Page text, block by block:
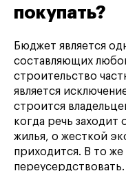
покупать?
Бюджет является
составляющих
строительство
является
строится
когда речь заходит
жилья, о жесткой
приходится. В то